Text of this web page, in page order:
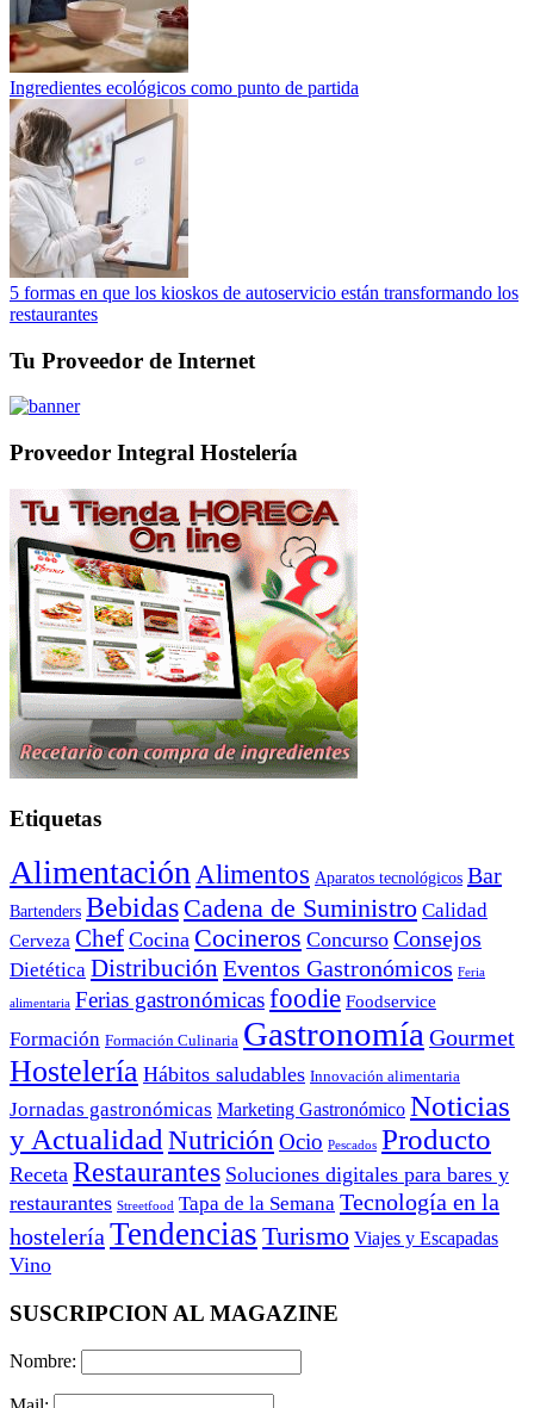
Ingredientes ecológicos como punto de partida
5 formas en que los kioskos de autoservicio están transformando los
restaurantes
Tu Proveedor de Internet
Proveedor Integral Hostelería
Etiquetas
AlimentaciónAlimentos Aparatos tecnológicos Bar
Bartenders Bebidas Cadena de Suministro Calidad
Cerveza Chef Cocina Cocineros Concurso Consejos
Dietética Distribución Eventos Gastronómicos Feria
alimentaria Ferias gastronómicasfoodie Foodservice
Formación Formación Culinaria Gastronomía Gourmet
Hostelería Hábitos saludables Innovación alimentaria
Jornadas gastronómicas Marketing Gastronómico Noticias
y Actualidad Nutrición Ocio Pescados Producto
Receta Restaurantes Soluciones digitales para bares y
restaurantes Streetfood Tapa de la Semana Tecnología en la
hostelería Tendencias Turismo Viajes y Escapadas
Vino
SUSCRIPCION AL MAGAZINE
Nombre: